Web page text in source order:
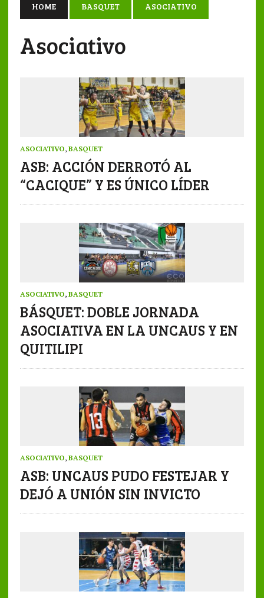
HOME BASQUET ASOCIATIVO
Asociativo
ASOCIATIVO, BASQUET
ASB: ACCIÓN DERROTÓ AL
“CACIQUE” Y ES ÚNICO LÍDER
ASOCIATIVO, BASQUET
BÁSQUET: DOBLE JORNADA
ASOCIATIVA EN LA UNCAUS Y EN
QUITILIPI
ASOCIATIVO, BASQUET
ASB: UNCAUS PUDO FESTEJAR Y
DEJÓ A UNIÓN SIN INVICTO